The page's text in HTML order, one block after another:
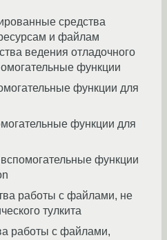
средства
и файлам
ведения отладочного
функции
функции для
функции для
функции
работы с файлами, не
тулкита
работы с файлами,